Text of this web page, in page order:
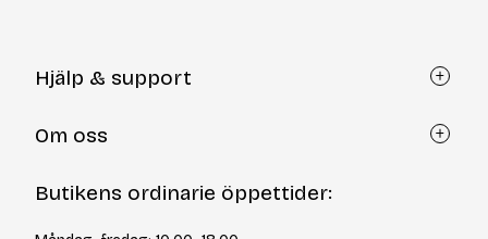
Hjälp & support
Frågor och svar
Cookiepolicy
Om oss
Om Yllotyll
Tips & tekniker
Butikens ordinarie öppettider: